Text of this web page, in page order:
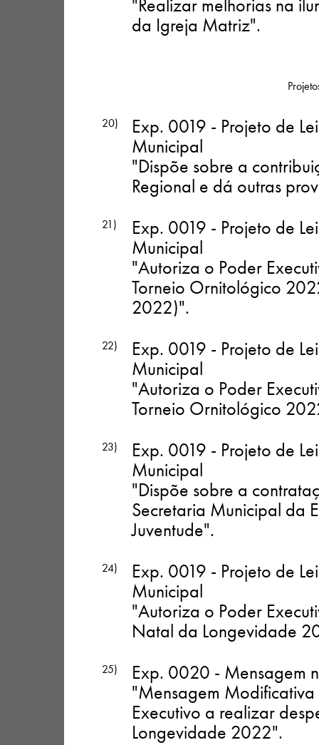
"Realizar melhorias na
da Igreja Matriz".
20)
Exp. 0019 - Projeto de
Municipal
"Dispõe sobre a
Regional e dá outras
21)
Exp. 0019 - Projeto de
Municipal
"Autoriza o Poder
Torneio Ornitológico
2022)".
22)
Exp. 0019 - Projeto de
Municipal
"Autoriza o Poder
Torneio Ornitológico
23)
Exp. 0019 - Projeto de
Municipal
"Dispõe sobre a
Secretaria Municipal da
Juventude".
24)
Exp. 0019 - Projeto de
Municipal
"Autoriza o Poder
Natal da Longevidade
25)
Exp. 0020 - Mensagem
"Mensagem
Executivo a realizar
Longevidade 2022".